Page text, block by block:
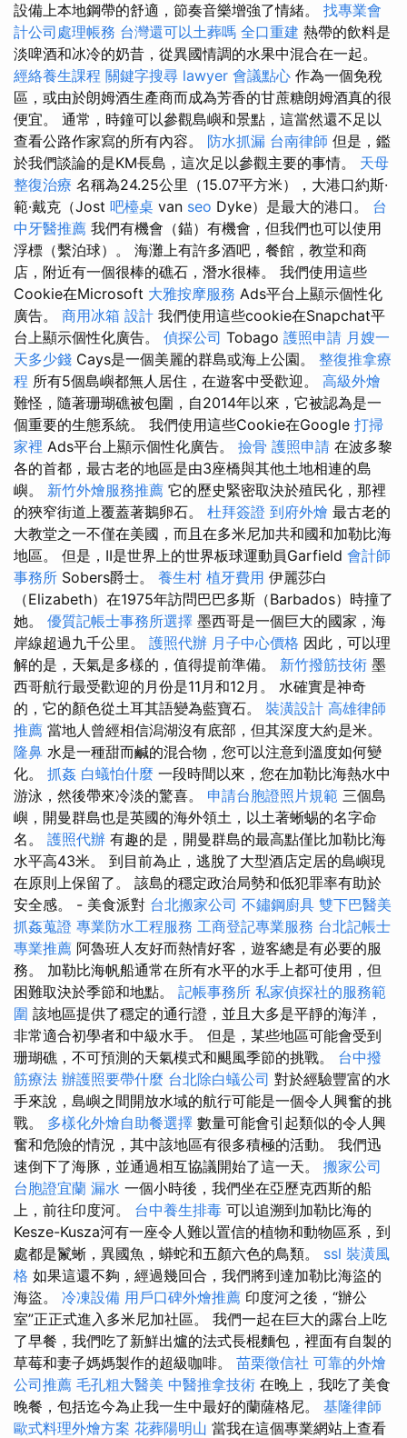
設備上本地鋼帶的舒適，節奏音樂增強了情緒。 找專業會
計公司處理帳務 台灣還可以土葬嗎 全口重建 熱帶的飲料是
淡啤酒和冰冷的奶昔，從異國情調的水果中混合在一起。
經絡養生課程 關鍵字搜尋 lawyer 會議點心 作為一個免稅
區，或由於朗姆酒生產商而成為芳香的甘蔗糖朗姆酒真的很
便宜。 通常，時鐘可以參觀島嶼和景點，這當然還不足以
查看公路作家寫的所有內容。 防水抓漏 台南律師 但是，鑑
於我們談論的是KM長島，這次足以參觀主要的事情。 天母
整復治療 名稱為24.25公里（15.07平方米），大港口約斯·
範·戴克（Jost 吧檯桌 van seo Dyke）是最大的港口。 台
中牙醫推薦 我們有機會（錨）有機會，但我們也可以使用
浮標（繫泊球）。 海灘上有許多酒吧，餐館，教堂和商
店，附近有一個很棒的礁石，潛水很棒。 我們使用這些
Cookie在Microsoft 大雅按摩服務 Ads平台上顯示個性化
廣告。 商用冰箱 設計 我們使用這些cookie在Snapchat平
台上顯示個性化廣告。 偵探公司 Tobago 護照申請 月嫂一
天多少錢 Cays是一個美麗的群島或海上公園。 整復推拿療
程 所有5個島嶼都無人居住，在遊客中受歡迎。 高級外燴
難怪，隨著珊瑚礁被包圍，自2014年以來，它被認為是一
個重要的生態系統。 我們使用這些Cookie在Google 打掃
家裡 Ads平台上顯示個性化廣告。 撿骨 護照申請 在波多黎
各的首都，最古老的地區是由3座橋與其他土地相連的島
嶼。 新竹外燴服務推薦 它的歷史緊密取決於殖民化，那裡
的狹窄街道上覆蓋著鵝卵石。 杜拜簽證 到府外燴 最古老的
大教堂之一不僅在美國，而且在多米尼加共和國和加勒比海
地區。 但是，II是世界上的世界板球運動員Garfield 會計師
事務所 Sobers爵士。 養生村 植牙費用 伊麗莎白
（Elizabeth）在1975年訪問巴巴多斯（Barbados）時撞了
她。 優質記帳士事務所選擇 墨西哥是一個巨大的國家，海
岸線超過九千公里。 護照代辦 月子中心價格 因此，可以理
解的是，天氣是多樣的，值得提前準備。 新竹撥筋技術 墨
西哥航行最受歡迎的月份是11月和12月。 水確實是神奇
的，它的顏色從土耳其語變為藍寶石。 裝潢設計 高雄律師
推薦 當地人曾經相信潟湖沒有底部，但其深度大約是米。
隆鼻 水是一種甜而鹹的混合物，您可以注意到溫度如何變
化。 抓姦 白蟻怕什麼 一段時間以來，您在加勒比海熱水中
游泳，然後帶來冷淡的驚喜。 申請台胞證照片規範 三個島
嶼，開曼群島也是英國的海外領土，以土著蜥蜴的名字命
名。 護照代辦 有趣的是，開曼群島的最高點僅比加勒比海
水平高43米。 到目前為止，逃脫了大型酒店定居的島嶼現
在原則上保留了。 該島的穩定政治局勢和低犯罪率有助於
安全感。 - 美食派對 台北搬家公司 不鏽鋼廚具 雙下巴醫美
抓姦蒐證 專業防水工程服務 工商登記專業服務 台北記帳士
專業推薦 阿魯班人友好而熱情好客，遊客總是有必要的服
務。 加勒比海帆船通常在所有水平的水手上都可使用，但
困難取決於季節和地點。 記帳事務所 私家偵探社的服務範
圍 該地區提供了穩定的通行證，並且大多是平靜的海洋，
非常適合初學者和中級水手。 但是，某些地區可能會受到
珊瑚礁，不可預測的天氣模式和颶風季節的挑戰。 台中撥
筋療法 辦護照要帶什麼 台北除白蟻公司 對於經驗豐富的水
手來說，島嶼之間開放水域的航行可能是一個令人興奮的挑
戰。 多樣化外燴自助餐選擇 數量可能會引起類似的令人興
奮和危險的情況，其中該地區有很多積極的活動。 我們迅
速倒下了海豚，並通過相互協議開始了這一天。 搬家公司
台胞證宜蘭 漏水 一個小時後，我們坐在亞歷克西斯的船
上，前往印度河。 台中養生排毒 可以追溯到加勒比海的
Kesze-Kusza河有一座令人難以置信的植物和動物區系，到
處都是鬣蜥，異國魚，蟒蛇和五顏六色的鳥類。 ssl 裝潢風
格 如果這還不夠，經過幾回合，我們將到達加勒比海盜的
海盜。 冷凍設備 用戶口碑外燴推薦 印度河之後，“辦公
室”正正式進入多米尼加社區。 我們一起在巨大的露台上吃
了早餐，我們吃了新鮮出爐的法式長棍麵包，裡面有自製的
草莓和妻子媽媽製作的超級咖啡。 苗栗徵信社 可靠的外燴
公司推薦 毛孔粗大醫美 中醫推拿技術 在晚上，我吃了美食
晚餐，包括迄今為止我一生中最好的蘭薩格尼。 基隆律師
歐式料理外燴方案 花葬陽明山 當我在這個專業網站上查看